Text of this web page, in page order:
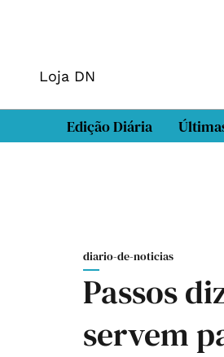
Loja DN
Edição Diária
diario-de-noticias
Passos
servem